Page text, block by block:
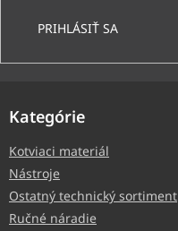
PRIHLÁSIŤ SA
Kategórie
Kotviaci materiál
Nástroje
Ostatný technický sortiment
Ručné náradie